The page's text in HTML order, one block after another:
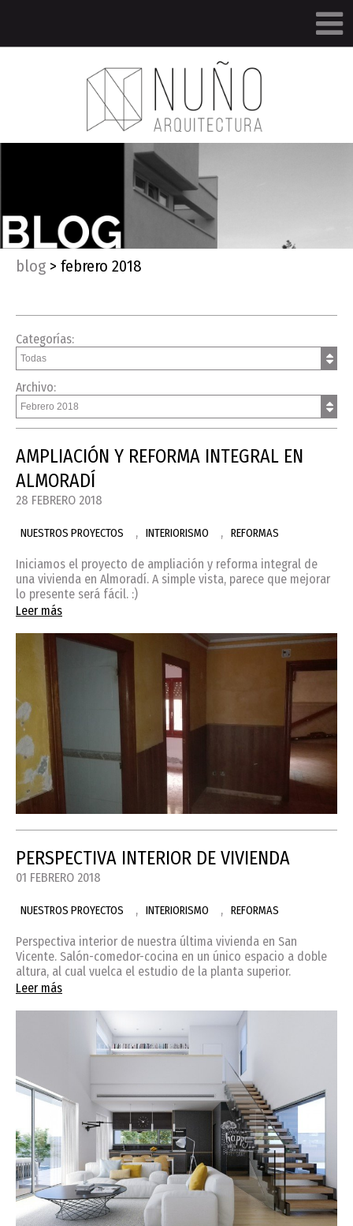
blog > febrero 2018
Categorías:
Archivo:
AMPLIACIÓN Y REFORMA INTEGRAL EN
ALMORADÍ
28 FEBRERO 2018
NUESTROS PROYECTOS , INTERIORISMO , REFORMAS
Iniciamos el proyecto de ampliación y reforma integral de
una vivienda en Almoradí. A simple vista, parece que mejorar
lo presente será fácil. :)
Leer más
PERSPECTIVA INTERIOR DE VIVIENDA
01 FEBRERO 2018
NUESTROS PROYECTOS , INTERIORISMO , REFORMAS
Perspectiva interior de nuestra última vivienda en San
Vicente. Salón-comedor-cocina en un único espacio a doble
altura, al cual vuelca el estudio de la planta superior.
Leer más